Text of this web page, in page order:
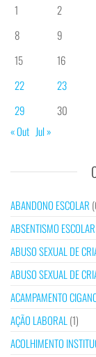
1
2
8
9
15
16
22
23
29
30
« Out Jul »
ABANDONO ESCOLAR
ABSENTISMO ESCOLAR
ABUSO SEXUAL DE
ABUSO SEXUAL DE
ACAMPAMENTO
AÇÃO LABORAL (1)
ACOLHIMENTO